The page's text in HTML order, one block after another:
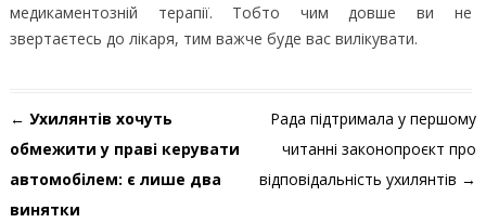
медикаментозній терапії. Тобто чим довше ви не
звертаєтесь до лікаря, тим важче буде вас вилікувати.
Навігація по запису
← Ухилянтів хочуть
обмежити у праві керувати
автомобілем: є лише два
винятки
Рада підтримала у першому
читанні законопроєкт про
відповідальність ухилянтів →